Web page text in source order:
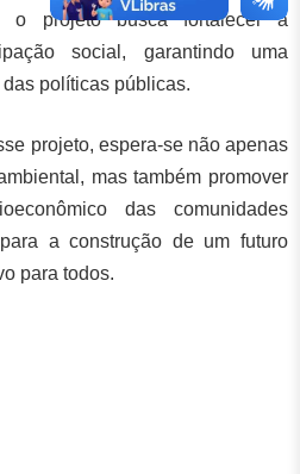
o projeto busca fortalecer a
social, garantindo uma
políticas públicas.
projeto, espera-se não apenas
mas também promover
das comunidades
a construção de um futuro
para todos.